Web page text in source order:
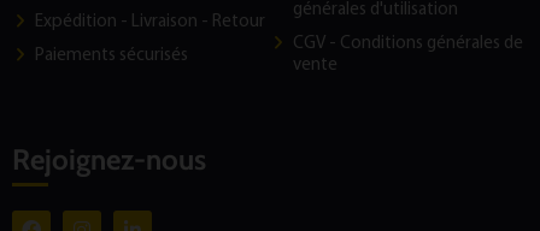
Expédition - Livraison - Retour
Paiements sécurisés
générales d'utilisation
CGV - Conditions générales de
vente
Rejoignez-nous